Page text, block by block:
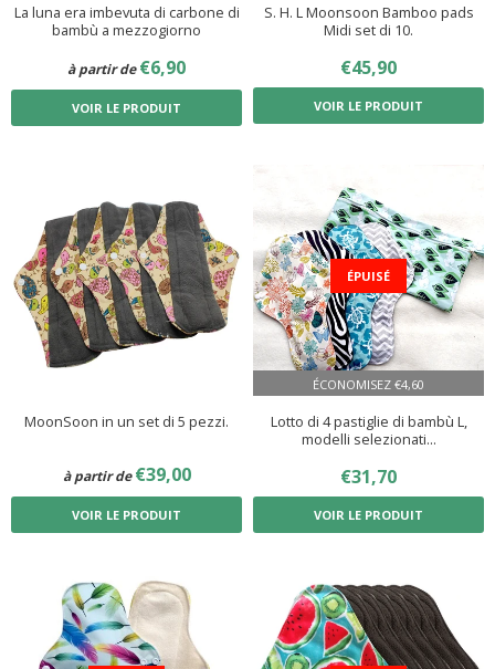
La luna era imbevuta di carbone di
bambù a mezzogiorno
à partir dePRIX
RÉDUIT
€6,90
VOIR LE PRODUIT
S. H. L Moonsoon Bamboo pads
Midi set di 10.
PRIX
RÉDUIT
€45,90
VOIR LE PRODUIT
MoonSoon in un set di 5 pezzi.
à partir dePRIX
RÉGULIER
€39,00€39,00
VOIR LE PRODUIT
ÉPUISÉ
ÉCONOMISEZ €4,60
Lotto di 4 pastiglie di bambù L,
modelli selezionati...
PRIX
RÉDUIT
€31,70
VOIR LE PRODUIT